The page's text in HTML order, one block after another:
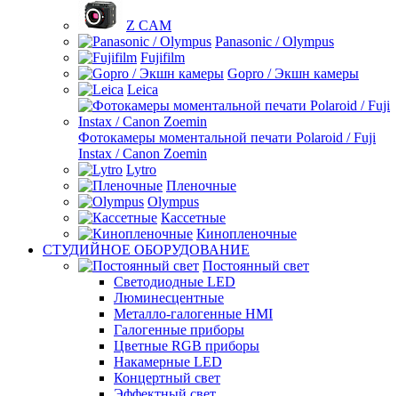
Z CAM
Panasonic / Olympus
Fujifilm
Gopro / Экшн камеры
Leica
Фотокамеры моментальной печати Polaroid / Fuji
Instax / Canon Zoemin
Lytro
Пленочные
Olympus
Кассетные
Кинопленочные
СТУДИЙНОЕ ОБОРУДОВАНИЕ
Постоянный свет
Светодиодные LED
Люминесцентные
Металло-галогенные HMI
Галогенные приборы
Цветные RGB приборы
Накамерные LED
Концертный свет